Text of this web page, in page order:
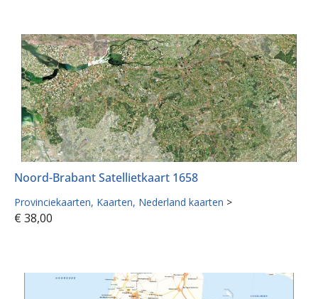
Noord-Brabant Satellietkaart 1658
Provinciekaarten Kaarten Nederland kaarten >
€ 38,00